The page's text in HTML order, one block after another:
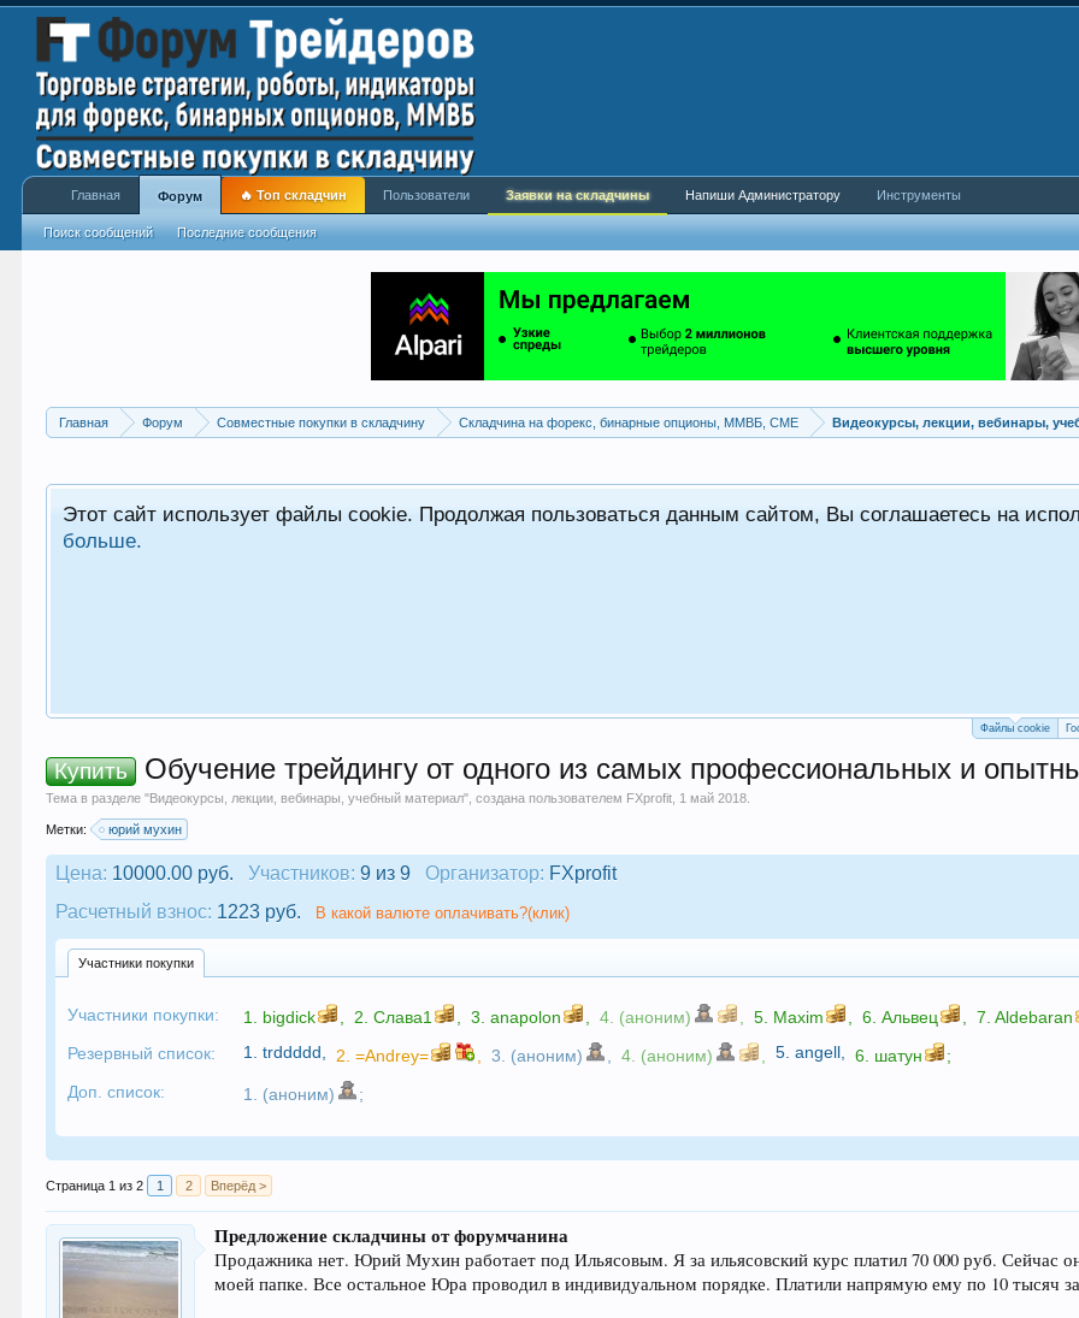
Главная Форум Совместные покупки в складчину Складчина на форекс, бинарные опционы, ММВБ, CME Видеокурсы, лекции, вебинары,
Этот сайт использует файлы cookie. Продолжая пользоваться данным сайтом, Вы соглашаетесь на
больше.
Файлы cookie
Купить Обучение трейдингу от одного из самых профессиональных и
Тема в разделе "Видеокурсы, лекции, вебинары, учебный материал", создана пользователем FXprofit 1 май 2018
Метки: юрий мухин
Цена: 10000.00 руб. Участников: 9 из 9 Организатор: FXprofit
Расчетный взнос: 1223 руб. В какой валюте оплачивать?(клик)
Участники покупки
Участники покупки: 1. bigdick 2.Слава1 3.anapolon 4. (аноним) 5. Maxim 6.Альвец 7.Aldebaran
Резервный список:
1.trddddd 2.=Andrey= 3. (аноним) 4. (аноним) 5.angell 6. шатун
;
Доп. список:
1. (аноним) ;
Страница 1 из 2 1 2 Вперёд >
Предложение складчины от форумчанина
Продажника нет. Юрий Мухин работает под Ильясовым. Я за ильясовский курс платил 70 000 руб. Сейчас
моей папке. Все остальное Юра проводил в индивидуальном порядке. Платили напрямую ему по 10 тысяч
Главная Форум
Поиск сообщений Последние сообщения
🔥 Топ складчин Пользователи Заявки на складчины Напиши Администратору Инструменты